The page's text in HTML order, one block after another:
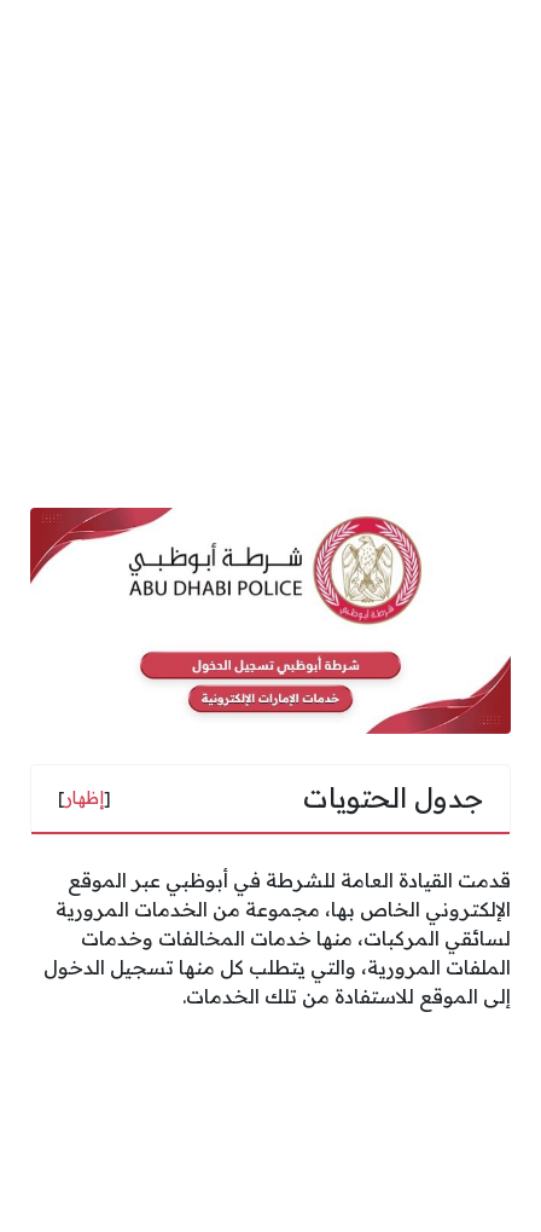
جدول الحتويات [إظهار]
قدمت القيادة العامة للشرطة في أبوظبي عبر الموقع
الإلكتروني الخاص بها، مجموعة من الخدمات المرورية
لسائقي المركبات، منها خدمات المخالفات وخدمات
الملفات المرورية، والتي يتطلب كل منها تسجيل الدخول
إلى الموقع للاستفادة من تلك الخدمات.